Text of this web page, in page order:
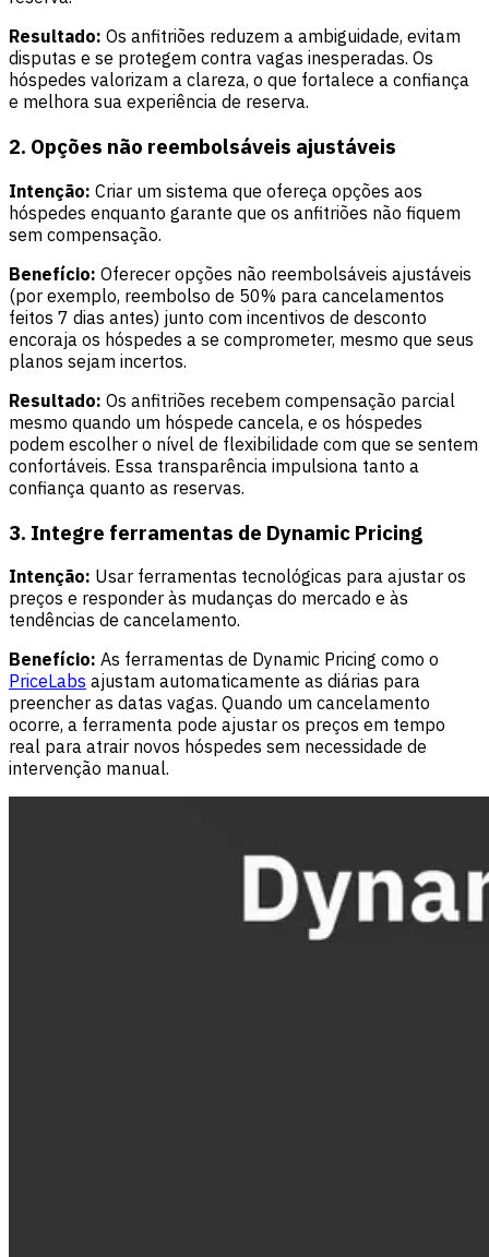
Resultado: Os anfitriões reduzem a ambiguidade, evitam
disputas e se protegem contra vagas inesperadas. Os
hóspedes valorizam a clareza, o que fortalece a confiança
e melhora sua experiência de reserva.
2. Opções não reembolsáveis ajustáveis
Intenção: Criar um sistema que ofereça opções aos
hóspedes enquanto garante que os anfitriões não fiquem
sem compensação.
Benefício: Oferecer opções não reembolsáveis ajustáveis
(por exemplo, reembolso de 50% para cancelamentos
feitos 7 dias antes) junto com incentivos de desconto
encoraja os hóspedes a se comprometer, mesmo que seus
planos sejam incertos.
Resultado: Os anfitriões recebem compensação parcial
mesmo quando um hóspede cancela, e os hóspedes
podem escolher o nível de flexibilidade com que se sentem
confortáveis. Essa transparência impulsiona tanto a
confiança quanto as reservas.
3. Integre ferramentas de Dynamic Pricing
Intenção: Usar ferramentas tecnológicas para ajustar os
preços e responder às mudanças do mercado e às
tendências de cancelamento.
Benefício: As ferramentas de Dynamic Pricing como o
PriceLabs ajustam automaticamente as diárias para
preencher as datas vagas. Quando um cancelamento
ocorre, a ferramenta pode ajustar os preços em tempo
real para atrair novos hóspedes sem necessidade de
intervenção manual.